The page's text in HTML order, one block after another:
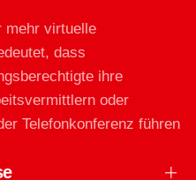
mehr virtuelle
dass
ihre
oder
Telefonkonferenz führen